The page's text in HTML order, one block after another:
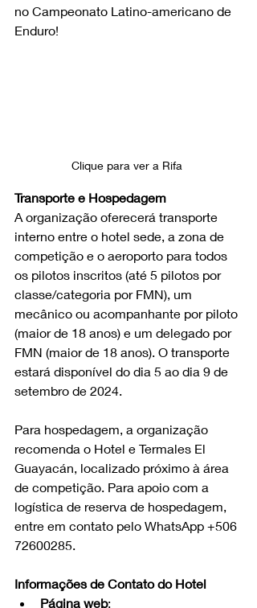
no Campeonato Latino-americano de
Enduro!
Clique para ver a Rifa
Transporte e Hospedagem
A organização oferecerá transporte
interno entre o hotel sede, a zona de
competição e o aeroporto para todos
os pilotos inscritos (até 5 pilotos por
classe/categoria por FMN), um
mecânico ou acompanhante por piloto
(maior de 18 anos) e um delegado por
FMN (maior de 18 anos). O transporte
estará disponível do dia 5 ao dia 9 de
setembro de 2024.
Para hospedagem, a organização
recomenda o Hotel e Termales El
Guayacán, localizado próximo à área
de competição. Para apoio com a
logística de reserva de hospedagem,
entre em contato pelo WhatsApp +506
72600285.
Informações de Contato do Hotel
Página web: